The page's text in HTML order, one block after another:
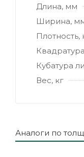
Длина, мм
Ширина,
Плотность,
Кубатура
Вес, кг
Аналоги по